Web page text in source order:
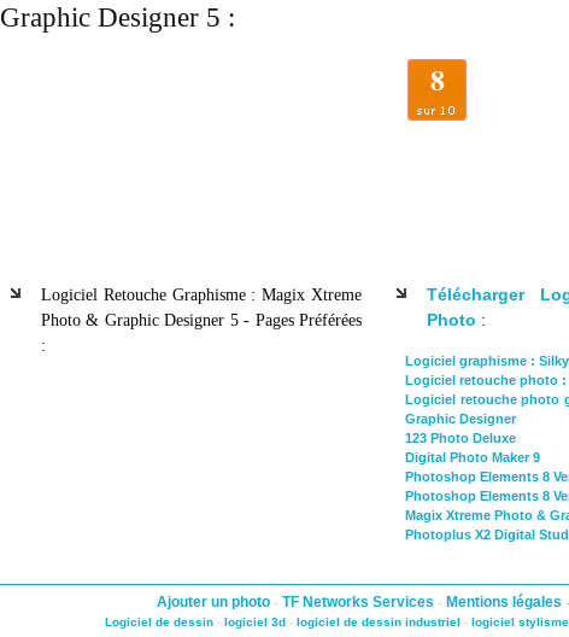
Graphic Designer 5 :
8
Logiciel Retouche Graphisme : Magix Xtreme
Photo & Graphic Designer 5 - Pages Préférées
:
Télécharger
Photo :
Logiciel graphisme :
Logiciel retouche photo
Logiciel retouche photo
Graphic Designer
123 Photo Deluxe
Digital Photo Maker 9
Photoshop Elements 8
Photoshop Elements 8
Magix Xtreme Photo &
Photoplus X2 Digital
Ajouter un photo - TF Networks Services - Mentions légales -
Logiciel de dessin - logiciel 3d - logiciel de dessin industriel - logiciel stylisme